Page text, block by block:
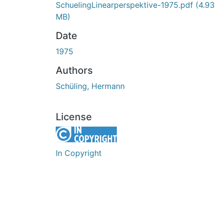
SchuelingLinearperspektive-1975.pdf (4.93
MB)
Date
1975
Authors
Schüling, Hermann
License
In Copyright